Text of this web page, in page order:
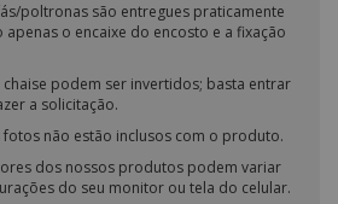
poltronas são entregues praticamente
o encaixe do encosto e a fixação
podem ser invertidos; basta entrar
a solicitação.
não estão inclusos com o produto.
dos nossos produtos podem variar
do seu monitor ou tela do celular.